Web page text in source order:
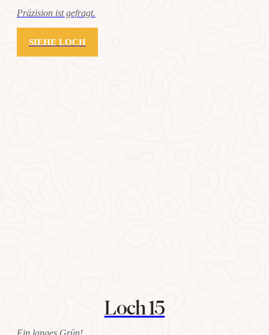
Präzision ist gefragt.
SIEHE LOCH
Loch 15